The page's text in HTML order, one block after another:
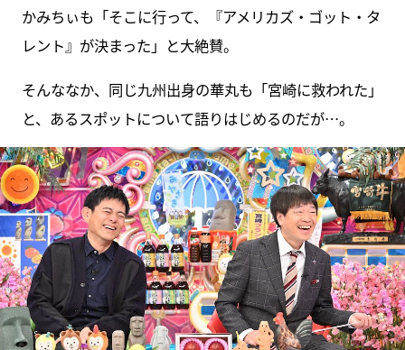
かみちぃも「そこに行って、『アメリカズ・ゴット・タ
レント』が決まった」と大絶賛。
そんななか、同じ九州出身の華丸も「宮崎に救われた」
と、あるスポットについて語りはじめるのだが…。